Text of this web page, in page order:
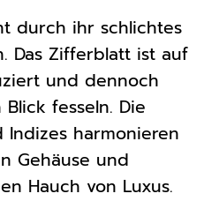
durch ihr schlichtes
Das Zifferblatt ist auf
und dennoch
fesseln. Die
harmonieren
Gehäuse und
Hauch von Luxus.